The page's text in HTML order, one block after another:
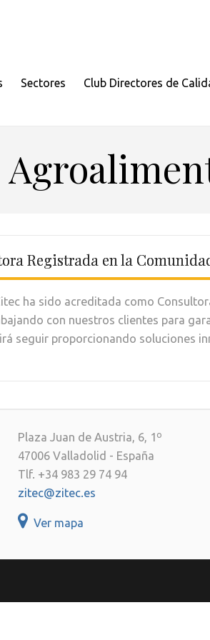
Sectores Club Directores de
Registrada en la
ha sido acreditada como
con nuestros clientes para
seguir proporcionando soluciones
Plaza Juan de Austria, 6, 1º
47006 Valladolid - España
Tlf. +34 983 29 74 94
zitec@zitec.es
Ver mapa